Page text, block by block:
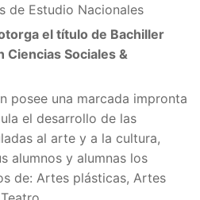
de Estudio Nacionales
el título de Bachiller
Sociales &
posee una marcada impronta
el desarrollo de las
al arte y a la cultura,
alumnos y alumnas los
de: Artes plásticas, Artes